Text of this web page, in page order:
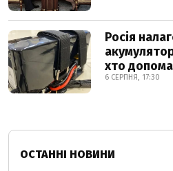
Росія
хто
6 СЕРПНЯ, 17:30
ОСТАННІ НОВИНИ